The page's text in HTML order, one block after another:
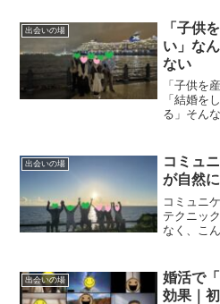
出会いの場
「子供
い」な
ない
「子供を
「結婚を
る」そん
婚活して
出会いの場
コミュ
が自然
コミュニ
テクニッ
なく、こ
出会いの場
婚活で
効果｜